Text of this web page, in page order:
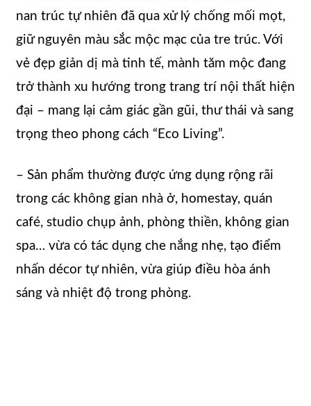
nan trúc tự nhiên đã qua xử lý chống mối mọt,
giữ nguyên màu sắc mộc mạc của tre trúc. Với
vẻ đẹp giản dị mà tinh tế, mành tăm mộc đang
trở thành xu hướng trong trang trí nội thất hiện
đại – mang lại cảm giác gần gũi, thư thái và sang
trọng theo phong cách “Eco Living”.
– Sản phẩm thường được ứng dụng rộng rãi
trong các không gian nhà ở, homestay, quán
café, studio chụp ảnh, phòng thiền, không gian
spa… vừa có tác dụng che nắng nhẹ, tạo điểm
nhấn décor tự nhiên, vừa giúp điều hòa ánh
sáng và nhiệt độ trong phòng.